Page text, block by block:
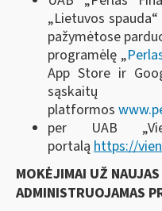
„Lietuvos
pažymėtose
programėlę „
App Store ir
platformos
per UAB
portalą https://
MOKĖJIMAI UŽ
ADMINISTRUOJAMAS